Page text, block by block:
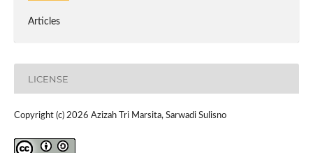
Articles
LICENSE
Copyright (c) 2026 Azizah Tri Marsita, Sarwadi Sulisno